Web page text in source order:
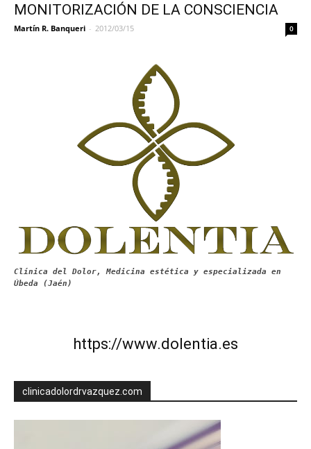
MONITORIZACIÓN DE LA CONSCIENCIA
Martín R. Banqueri - 2012/03/15 0
Clínica del Dolor, Medicina estética y especializada en
Úbeda (Jaén)
https://www.dolentia.es
clinicadolordrvazquez.com